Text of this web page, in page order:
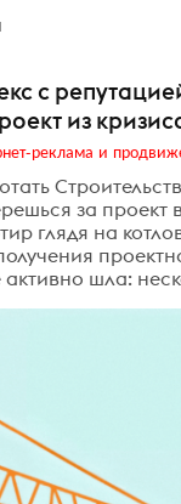
с
из
за проект
глядя на
шла: